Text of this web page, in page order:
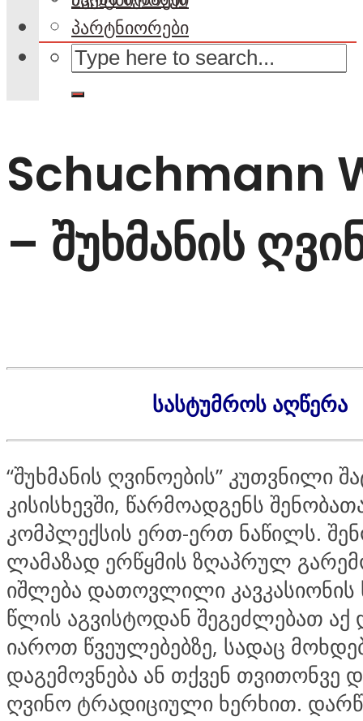
პარტნიორები
Schuchmann
– შუხმანის
სასტუმროს აღწერა
“შუხმანის ღვინოების” კუთვნილი
კისისხევში, წარმოადგენს
კომპლექსის ერთ-ერთ ნაწილს.
ლამაზად ერწყმის ზღაპრულ
იშლება დათოვლილი კავკასიონის
წლის აგვისტოდან შეგეძლებათ აქ
იაროთ წვეულებებზე, სადაც
დაგემოვნება ან თქვენ თვითონვე
ღვინო ტრადიციული ხერხით.